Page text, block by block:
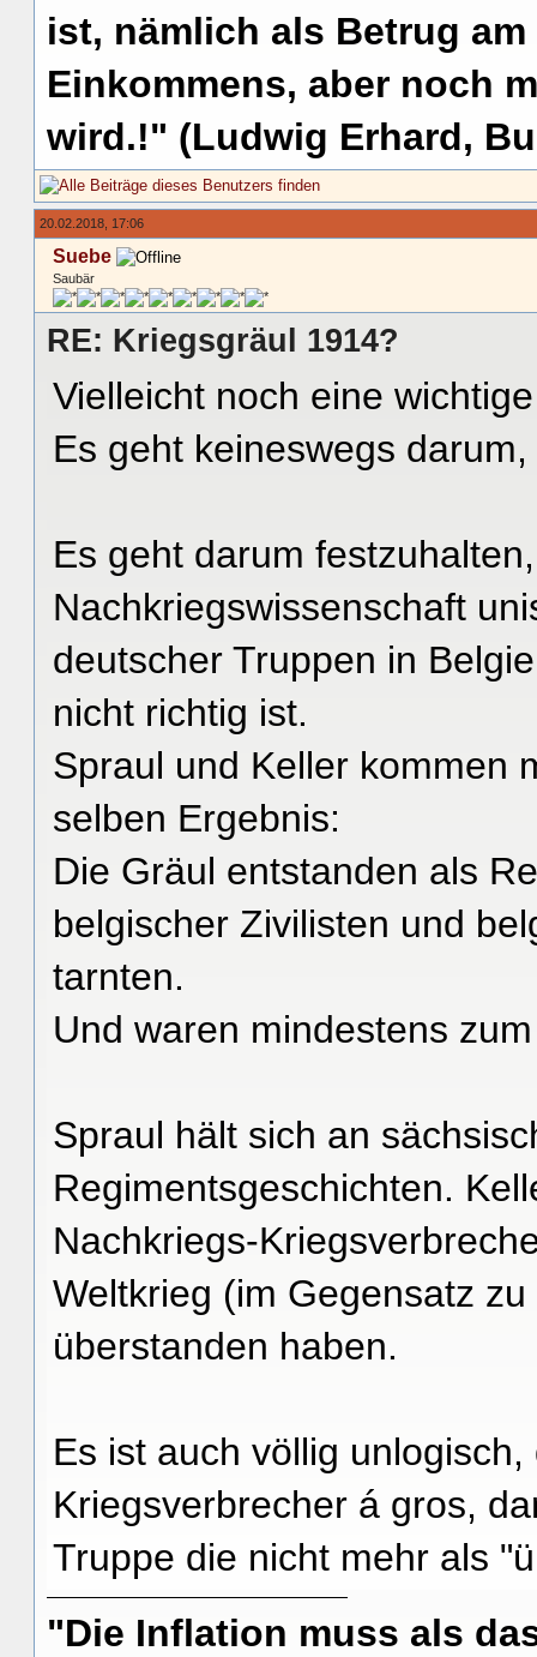
ist, nämlich als Betrug
Einkommens, aber noch
wird.!" (Ludwig Erhard,
20.02.2018, 17:06
Suebe
Saubär
RE: Kriegsgräul 1914?
Vielleicht noch eine
Es geht keineswegs
Es geht darum
Nachkriegswissenschaft
deutscher Truppen in
nicht richtig ist.
Spraul und Keller kommen
selben Ergebnis:
Die Gräul entstanden als
belgischer Zivilisten und
tarnten.
Und waren mindestens
Spraul hält sich an
Regimentsgeschichten.
Nachkriegs-
Weltkrieg (im Gegensatz
überstanden haben.
Es ist auch völlig
Kriegsverbrecher á gros,
Truppe die nicht mehr als
"Die Inflation muss als